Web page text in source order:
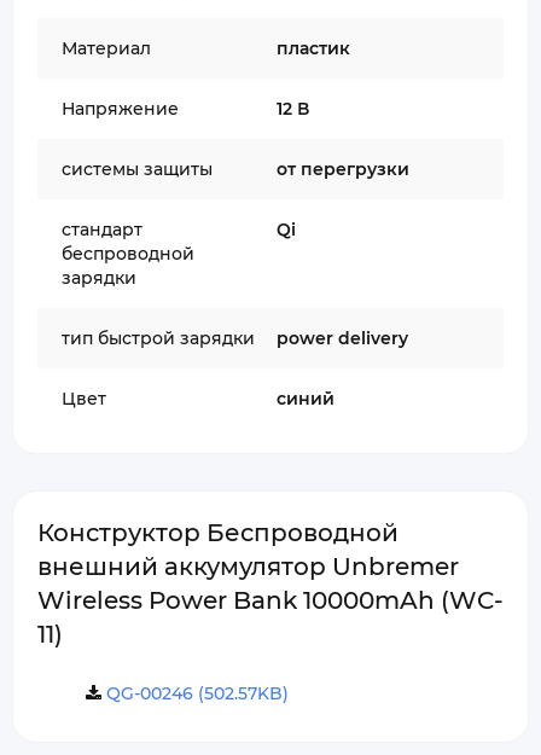
Материал пластик
Напряжение 12 В
системы защиты от перегрузки
стандарт
беспроводной
зарядки
Qi
тип быстрой зарядки power delivery
Цвет синий
Конструктор Беспроводной
внешний аккумулятор Unbremer
Wireless Power Bank 10000mAh (WC-
11)
QG-00246 (502.57KB)